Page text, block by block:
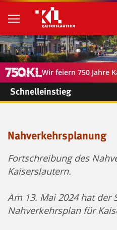
Wir feiern 750 Jahre
Schnelleinstieg
Nahverkehrsplanung
Fortschreibung des
Kaiserslautern.
Am 13. Mai 2024 hat der
Nahverkehrsplan für